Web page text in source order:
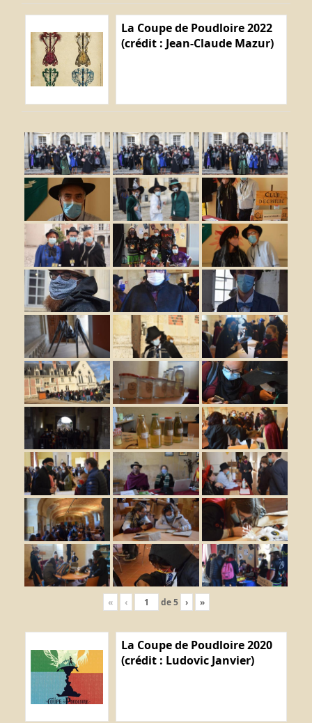
La Coupe de Poudloire 2022
(crédit : Jean-Claude Mazur)
« ‹ de5 › »
La Coupe de Poudloire 2020
(crédit : Ludovic Janvier)